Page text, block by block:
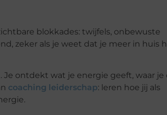
blokkades: twijfels, onbewuste
zeker als je weet dat je meer in huis
Je ontdekt wat je energie geeft, waar je
coaching leiderschap: leren hoe jij als